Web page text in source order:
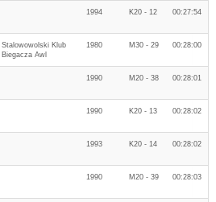
1994 K20 - 12 00:27:54
Stalowowolski Klub
Biegacza Awl
1980 M30 - 29 00:28:00
1990 M20 - 38 00:28:01
1990 K20 - 13 00:28:02
1993 K20 - 14 00:28:02
1990 M20 - 39 00:28:03